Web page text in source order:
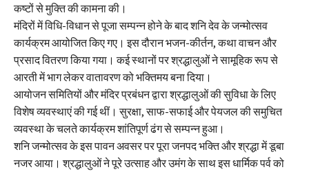
कष्टों से मुक्ति की कामना की।
मंदिरों में विधि-विधान से पूजा सम्पन्न होने के बाद शनि देव के जन्मोत्सव
कार्यक्रम आयोजित किए गए। इस दौरान भजन-कीर्तन, कथा वाचन और
प्रसाद वितरण किया गया। कई स्थानों पर श्रद्धालुओं ने सामूहिक रूप से
आरती में भाग लेकर वातावरण को भक्तिमय बना दिया।
आयोजन समितियों और मंदिर प्रबंधन द्वारा श्रद्धालुओं की सुविधा के लिए
विशेष व्यवस्थाएं की गई थीं। सुरक्षा, साफ-सफाई और पेयजल की समुचित
व्यवस्था के चलते कार्यक्रम शांतिपूर्ण ढंग से सम्पन्न हुआ।
शनि जन्मोत्सव के इस पावन अवसर पर पूरा जनपद भक्ति और श्रद्धा में डूबा
नजर आया। श्रद्धालुओं ने पूरे उत्साह और उमंग के साथ इस धार्मिक पर्व को